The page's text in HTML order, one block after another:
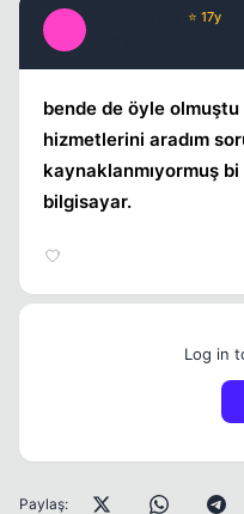
⭐ 17y
bende de öyle
hizmetlerini aradım
kaynaklanmıyormuş
bilgisayar.
Log in
Paylaş: